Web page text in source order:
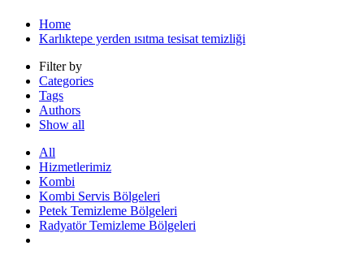
Home
Karlıktepe yerden ısıtma tesisat temizliği
Filter by
Categories
Tags
Authors
Show all
All
Hizmetlerimiz
Kombi
Kombi Servis Bölgeleri
Petek Temizleme Bölgeleri
Radyatör Temizleme Bölgeleri